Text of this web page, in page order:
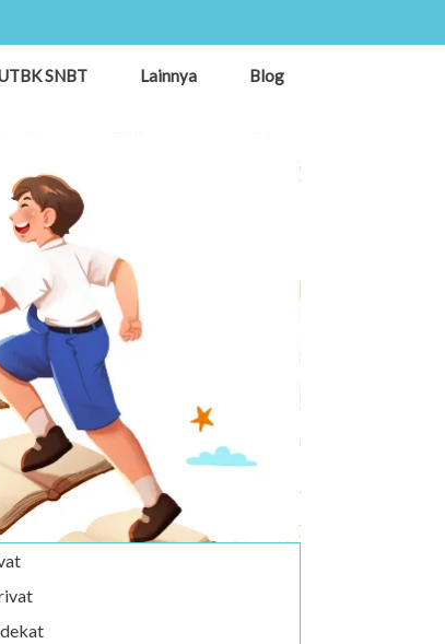
SNBT Lainnya Blog